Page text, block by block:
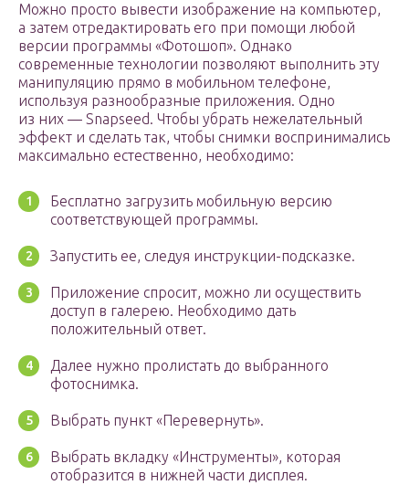
Можно просто вывести изображение на компьютер,
а затем отредактировать его при помощи любой
версии программы «Фотошоп». Однако
современные технологии позволяют выполнить эту
манипуляцию прямо в мобильном телефоне,
используя разнообразные приложения. Одно
из них — Snapseed. Чтобы убрать нежелательный
эффект и сделать так, чтобы снимки воспринимались
максимально естественно, необходимо:
Бесплатно загрузить мобильную версию
соответствующей программы.
Запустить ее, следуя инструкции-подсказке.
Приложение спросит, можно ли осуществить
доступ в галерею. Необходимо дать
положительный ответ.
Далее нужно пролистать до выбранного
фотоснимка.
Выбрать пункт «Перевернуть».
Выбрать вкладку «Инструменты», которая
отобразится в нижней части дисплея.